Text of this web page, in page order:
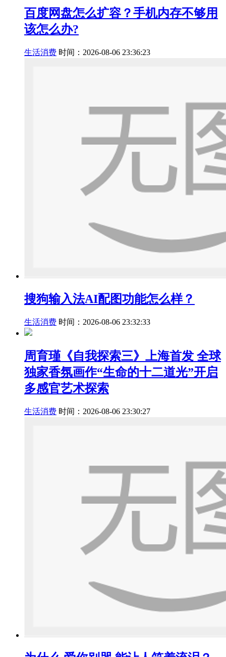
百度网盘怎么扩容？手机内存不够用
该怎么办?
生活消费 时间：2026-08-06 23:36:23
搜狗输入法AI配图功能怎么样？
生活消费 时间：2026-08-06 23:32:33
周育瑾《自我探索三》上海首发 全球
独家香氛画作“生命的十二道光”开启
多感官艺术探索
生活消费 时间：2026-08-06 23:30:27